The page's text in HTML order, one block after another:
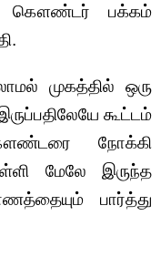
கௌண்டர் பக்கம்
முகத்தில் ஒரு
கூட்டம்
நோக்கி
மேலே இருந்த
பார்த்து